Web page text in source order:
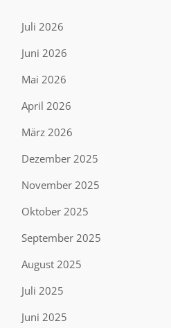
Juli 2026
Juni 2026
Mai 2026
April 2026
März 2026
Dezember 2025
November 2025
Oktober 2025
September 2025
August 2025
Juli 2025
Juni 2025